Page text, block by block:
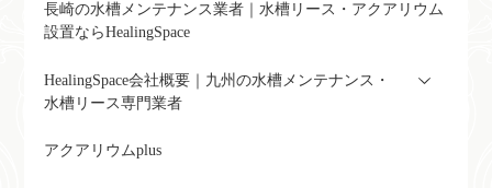
長崎の水槽メンテナンス業者｜水槽リース・アクアリウム
設置ならHealingSpace
HealingSpace会社概要｜九州の水槽メンテナンス・
水槽リース専門業者
アクアリウムplus